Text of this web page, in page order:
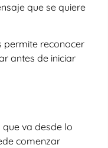
que se quiere
permite reconocer
antes de iniciar
va desde lo
comenzar